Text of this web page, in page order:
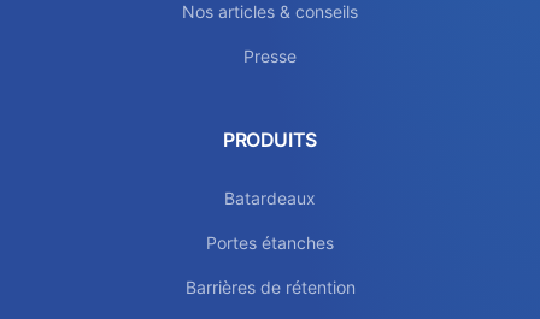
Nos articles & conseils
Presse
PRODUITS
Batardeaux
Portes étanches
Barrières de rétention